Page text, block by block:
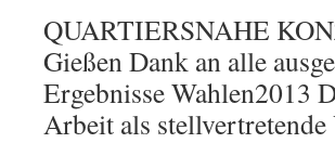
QUARTIERSNAHE
Gießen Dank an alle
Ergebnisse Wahlen2013
Arbeit als